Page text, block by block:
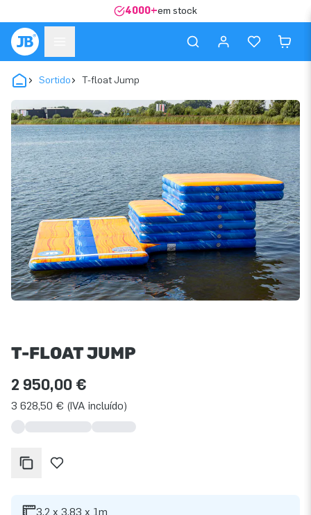
4000+em stock
Sortido T-float Jump
T-FLOAT JUMP
2 950,00 €
3 628,50 € (IVA incluído)
3.2 x 3.83 x 1m